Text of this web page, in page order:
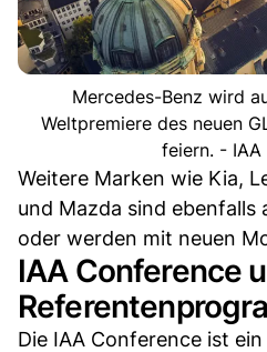
Mercedes-Benz wird
Weltpremiere des neuen
feiern. -
Weitere Marken wie Kia,
und Mazda sind ebenfalls
oder werden mit neuen
IAA Conference
Die IAA Conference ist